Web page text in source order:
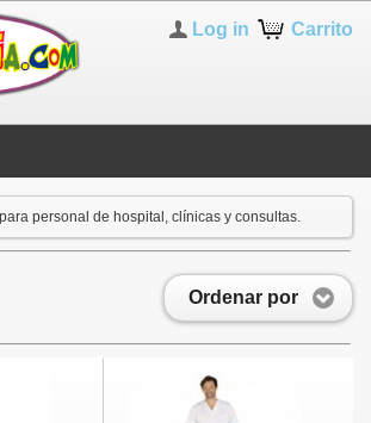
Carrito
Log in
personal de hospital, clínicas y consultas.
Ordenar por